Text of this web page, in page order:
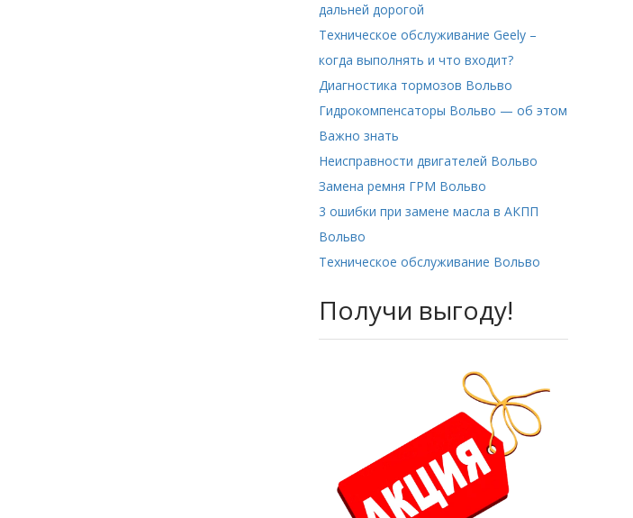
дальней дорогой
Техническое обслуживание Geely –
когда выполнять и что входит?
Диагностика тормозов Вольво
Гидрокомпенсаторы Вольво — об этом
Важно знать
Неисправности двигателей Вольво
Замена ремня ГРМ Вольво
3 ошибки при замене масла в АКПП
Вольво
Техническое обслуживание Вольво
Получи выгоду!